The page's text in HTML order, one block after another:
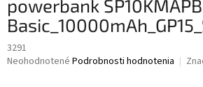
powerbank
3291
Priemerné
Neohodnotené Podrobnosti hodnotenia